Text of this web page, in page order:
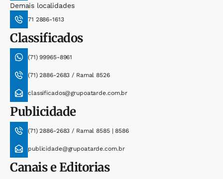
Demais localidades
71 2886-1613
Classificados
(71) 99965-8961
(71) 2886-2683 / Ramal 8526
classificados@grupoatarde.com.br
Publicidade
(71) 2886-2683 / Ramal 8585 | 8586
publicidade@grupoatarde.com.br
Canais e Editorias